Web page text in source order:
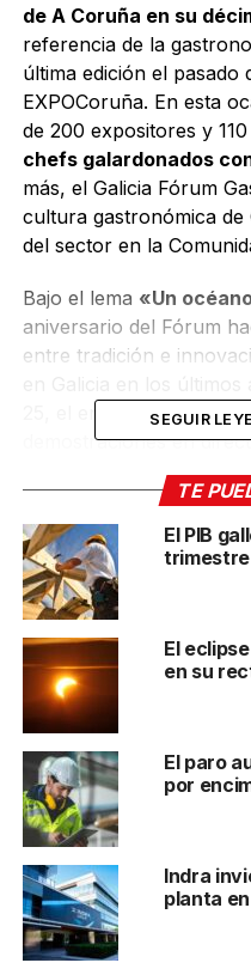
de A Coruña en su
referencia de la
última edición el pasado
EXPOCoruña. En esta
de 200 expositores y
chefs galardonados
más, el Galicia Fórum
cultura gastronómica de
del sector en la
Bajo el lema «Un
aniversario del Fórum
entre tradición e
25, el encuentro
demostraciones en
para todos los asistentes.
Uno de los momentos
jornada Fórum ha sido la
Cociñeiro Galego
restaurante Arrueiro en
Bierzo, recibe el
para reinterpretar platos
restaurante, con
especializa en menús
apoyándose en el
lonja de Laxe.
Apoyo de
al Fórum
A este primer día del
SEGUIR
TE
El PIB
El
en su
El paro
por
Indra
planta